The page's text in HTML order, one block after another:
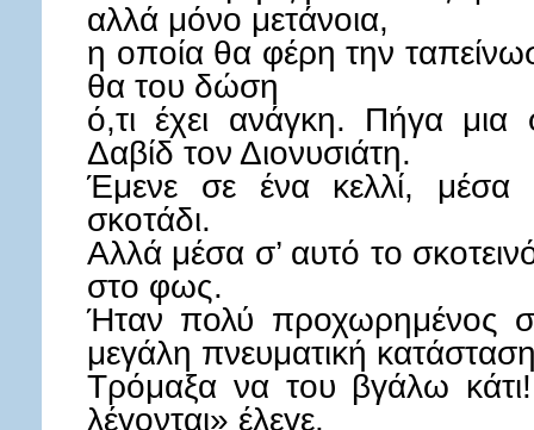
αλλά μόνο μετάνοια,
η οποία θα φέρη την
θα του δώση
ό,τι έχει ανάγκη. Πήγα
Δαβίδ τον Διονυσιάτη.
Έμενε σε ένα κελλί, μέσα
σκοτάδι.
Αλλά μέσα σ’ αυτό το
στο φως.
Ήταν πολύ προχωρημένος
μεγάλη πνευματική
Τρόμαξα να του βγάλω
λέγονται» έλεγε.